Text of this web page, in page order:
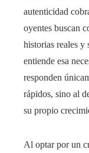
autenticidad
oyentes buscan
historias reales y
entiende esa
responden
rápidos, sino al
su propio
Al optar por un